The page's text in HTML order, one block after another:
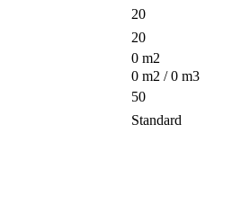
20
20
0 m2
0 m2 /0 m3
50
Standard